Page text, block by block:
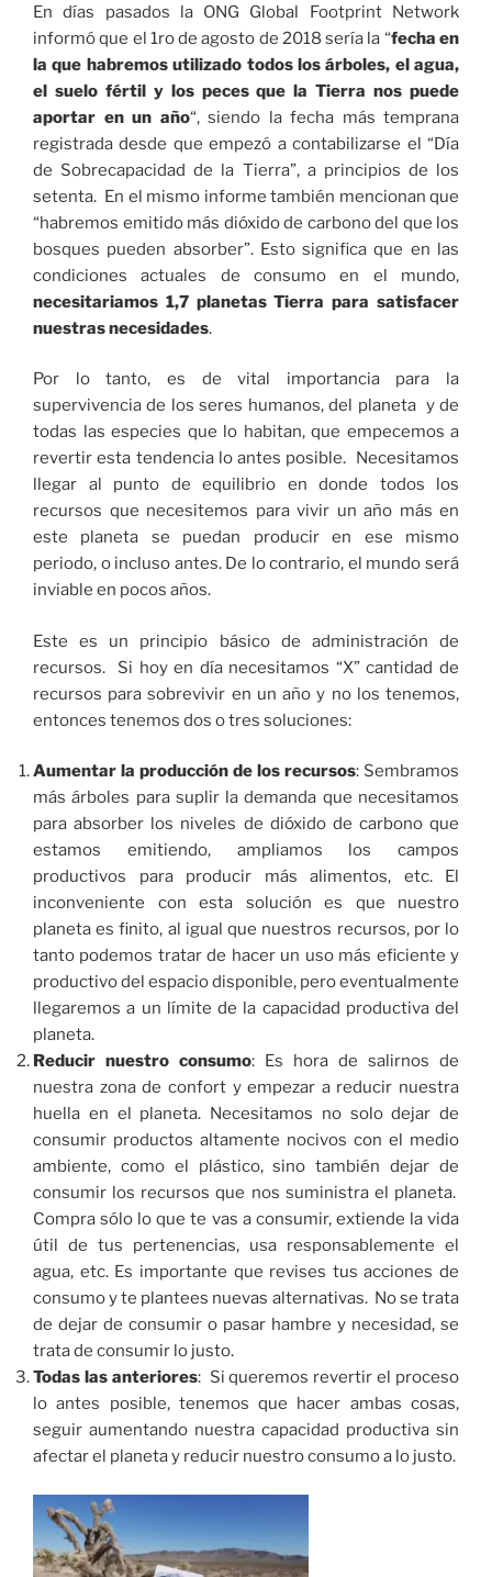
En días pasados la ONG Global Footprint Network
informó que el 1ro de agosto de 2018 sería la “fecha en
la que habremos utilizado todos los árboles, el agua,
el suelo fértil y los peces que la Tierra nos puede
aportar en un año“, siendo la fecha más temprana
registrada desde que empezó a contabilizarse el “Día
de Sobrecapacidad de la Tierra”, a principios de los
setenta. En el mismo informe también mencionan que
“habremos emitido más dióxido de carbono del que los
bosques pueden absorber”. Esto significa que en las
condiciones actuales de consumo en el mundo,
necesitariamos 1,7 planetas Tierra para satisfacer
nuestras necesidades.
Por lo tanto, es de vital importancia para la
supervivencia de los seres humanos, del planeta y de
todas las especies que lo habitan, que empecemos a
revertir esta tendencia lo antes posible. Necesitamos
llegar al punto de equilibrio en donde todos los
recursos que necesitemos para vivir un año más en
este planeta se puedan producir en ese mismo
periodo, o incluso antes. De lo contrario, el mundo será
inviable en pocos años.
Este es un principio básico de administración de
recursos. Si hoy en día necesitamos “X” cantidad de
recursos para sobrevivir en un año y no los tenemos,
entonces tenemos dos o tres soluciones:
Aumentar la producción de los recursos: Sembramos
más árboles para suplir la demanda que necesitamos
para absorber los niveles de dióxido de carbono que
estamos emitiendo, ampliamos los campos
productivos para producir más alimentos, etc. El
inconveniente con esta solución es que nuestro
planeta es finito, al igual que nuestros recursos, por lo
tanto podemos tratar de hacer un uso más eficiente y
productivo del espacio disponible, pero eventualmente
llegaremos a un límite de la capacidad productiva del
planeta.
Reducir nuestro consumo: Es hora de salirnos de
nuestra zona de confort y empezar a reducir nuestra
huella en el planeta. Necesitamos no solo dejar de
consumir productos altamente nocivos con el medio
ambiente, como el plástico, sino también dejar de
consumir los recursos que nos suministra el planeta.
Compra sólo lo que te vas a consumir, extiende la vida
útil de tus pertenencias, usa responsablemente el
agua, etc. Es importante que revises tus acciones de
consumo y te plantees nuevas alternativas. No se trata
de dejar de consumir o pasar hambre y necesidad, se
trata de consumir lo justo.
Todas las anteriores: Si queremos revertir el proceso
lo antes posible, tenemos que hacer ambas cosas,
seguir aumentando nuestra capacidad productiva sin
afectar el planeta y reducir nuestro consumo a lo justo.